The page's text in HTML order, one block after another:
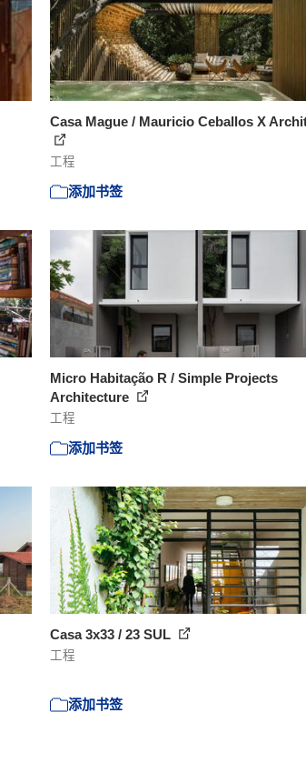
Casa Mague / Mauricio Ceballos X
工程
添加书签
Micro Habitação R / Simple Projects
Architecture
工程
添加书签
Casa 3x33 / 23 SUL
工程
添加书签